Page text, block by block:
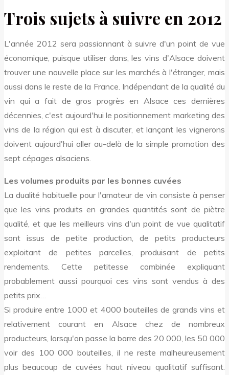
Trois sujets à suivre en 2012
L'année 2012 sera passionnant à suivre d'un point de vue
économique, puisque utiliser dans, les vins d'Alsace doivent
trouver une nouvelle place sur les marchés à l'étranger, mais
aussi dans le reste de la France. Indépendant de la qualité du
vin qui a fait de gros progrès en Alsace ces dernières
décennies, c'est aujourd'hui le positionnement marketing des
vins de la région qui est à discuter, et lançant les vignerons
doivent aujourd'hui aller au-delà de la simple promotion des
sept cépages alsaciens.
Les volumes produits par les bonnes cuvées
La dualité habituelle pour l'amateur de vin consiste à penser
que les vins produits en grandes quantités sont de piètre
qualité, et que les meilleurs vins d'un point de vue qualitatif
sont issus de petite production, de petits producteurs
exploitant de petites parcelles, produisant de petits
rendements. Cette petitesse combinée expliquant
probablement aussi pourquoi ces vins sont vendus à des
petits prix…
Si produire entre 1000 et 4000 bouteilles de grands vins et
relativement courant en Alsace chez de nombreux
producteurs, lorsqu'on passe la barre des 20 000, les 50 000
voir des 100 000 bouteilles, il ne reste malheureusement
plus beaucoup de cuvées haut niveau qualitatif suffisant.